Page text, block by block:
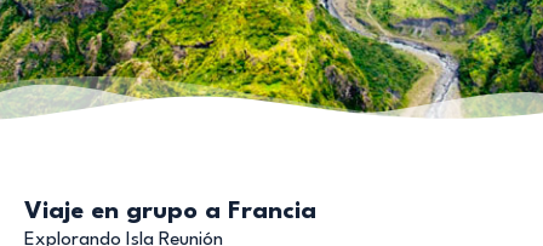
Viaje en grupo a Francia
Explorando Isla Reunión